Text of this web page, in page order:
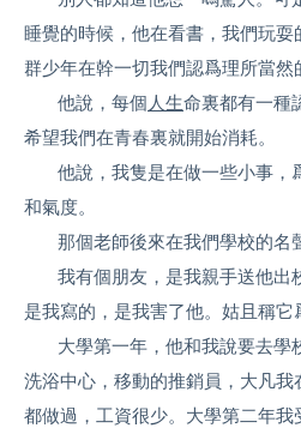
睡覺的時候，他在看書，我們玩
群少年在幹一切我們認爲理所當然
他說，每個人生命裏都有一種
希望我們在青春裏就開始消耗。
他說，我隻是在做一些小事，
和氣度。
那個老師後來在我們學校的名
我有個朋友，是我親手送他出
是我寫的，是我害了他。姑且稱它
大學第一年，他和我說要去學
洗浴中心，移動的推銷員，大凡
都做過，工資很少。大學第二年